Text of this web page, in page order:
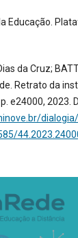
Educação.
da Cruz;
Retrato da
p. e24000,